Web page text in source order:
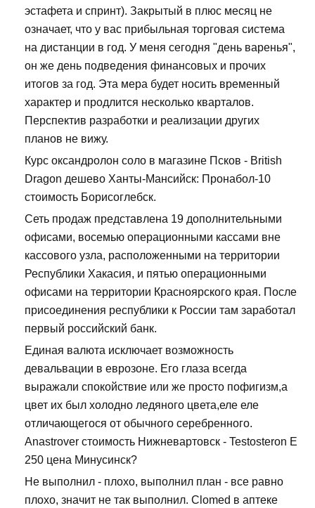
эстафета и спринт). Закрытый в плюс месяц не
означает, что у вас прибыльная торговая система
на дистанции в год. У меня сегодня "день варенья",
он же день подведения финансовых и прочих
итогов за год. Эта мера будет носить временный
характер и продлится несколько кварталов.
Перспектив разработки и реализации других
планов не вижу.
Курс оксандролон соло в магазине Псков - British
Dragon дешево Ханты-Мансийск: Пронабол-10
стоимость Борисоглебск.
Сеть продаж представлена 19 дополнительными
офисами, восемью операционными кассами вне
кассового узла, расположенными на территории
Республики Хакасия, и пятью операционными
офисами на территории Красноярского края. После
присоединения республики к России там заработал
первый российский банк.
Единая валюта исключает возможность
девальвации в еврозоне. Его глаза всегда
выражали спокойствие или же просто пофигизм,а
цвет их был холодно ледяного цвета,еле еле
отличающегося от обычного серебренного.
Anastrover стоимость Нижневартовск - Testosteron E
250 цена Минусинск?
Не выполнил - плохо, выполнил план - все равно
плохо, значит не так выполнил. Clomed в аптеке